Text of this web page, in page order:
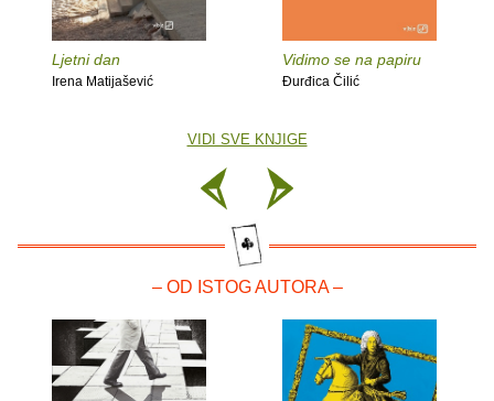
Ljetni dan
Irena Matijašević
Vidimo se na papiru
Đurđica Čilić
VIDI SVE KNJIGE
– OD ISTOG AUTORA –